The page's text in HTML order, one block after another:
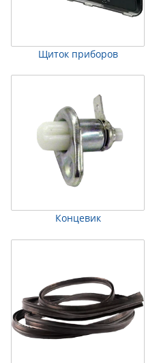
Щиток приборов
Концевик